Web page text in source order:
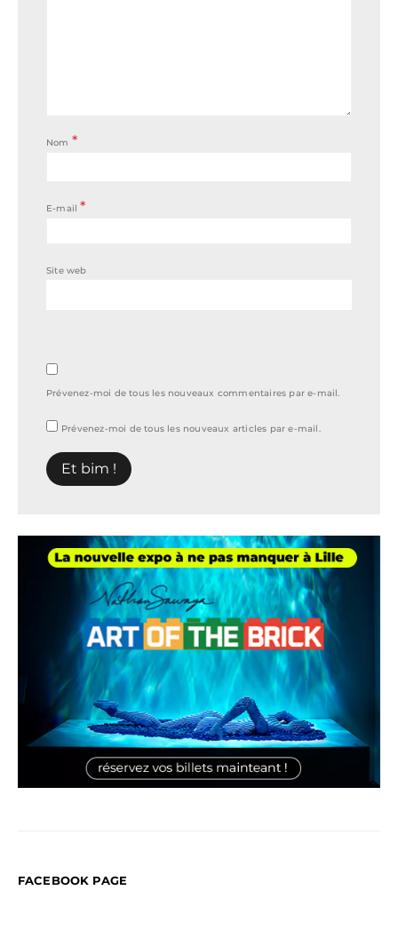
Nom *
E-mail*
Site web
Prévenez-moi de tous les nouveaux commentaires par e-mail.
Prévenez-moi de tous les nouveaux articles par e-mail.
FACEBOOK PAGE